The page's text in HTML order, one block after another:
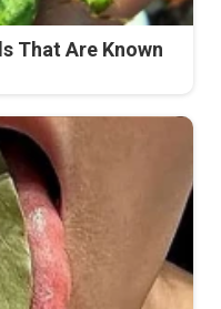
That Are Known